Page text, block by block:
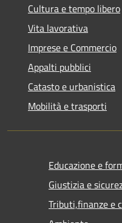
Cultura e tempo libero
Vita lavorativa
Imprese e Commercio
Appalti pubblici
Catasto e urbanistica
Mobilità e trasporti
Educazione e
Giustizia e
Tributi,finanze e